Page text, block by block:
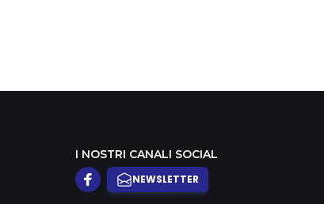
I NOSTRI CANALI SOCIAL
NEWSLETTER